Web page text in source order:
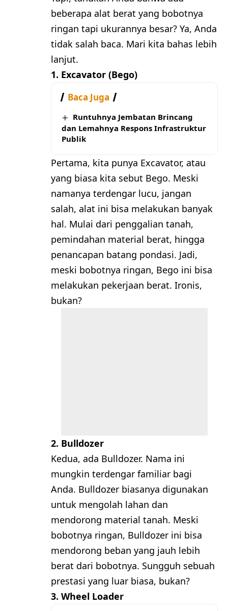
beberapa alat berat yang bobotnya
ringan tapi ukurannya besar? Ya, Anda
tidak salah baca. Mari kita bahas lebih
lanjut.
1. Excavator (Bego)
Baca Juga
Runtuhnya Jembatan Brincang
dan Lemahnya Respons Infrastruktur
Publik
Pertama, kita punya Excavator, atau
yang biasa kita sebut Bego. Meski
namanya terdengar lucu, jangan
salah, alat ini bisa melakukan banyak
hal. Mulai dari penggalian tanah,
pemindahan material berat, hingga
penancapan batang pondasi. Jadi,
meski bobotnya ringan, Bego ini bisa
melakukan pekerjaan berat. Ironis,
bukan?
2. Bulldozer
Kedua, ada Bulldozer. Nama ini
mungkin terdengar familiar bagi
Anda. Bulldozer biasanya digunakan
untuk mengolah lahan dan
mendorong material tanah. Meski
bobotnya ringan, Bulldozer ini bisa
mendorong beban yang jauh lebih
berat dari bobotnya. Sungguh sebuah
prestasi yang luar biasa, bukan?
3. Wheel Loader